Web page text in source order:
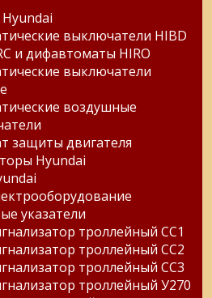
выключатели HIBD
и дифавтоматы HIRO
выключатели
воздушные
защиты двигателя
Hyundai
указатели
троллейный СС1
троллейный СС2
троллейный СС3
троллейный У270